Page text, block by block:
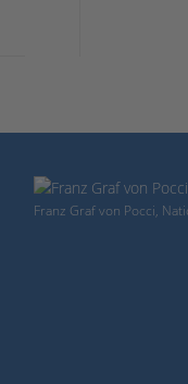
Franz Graf von Pocci,